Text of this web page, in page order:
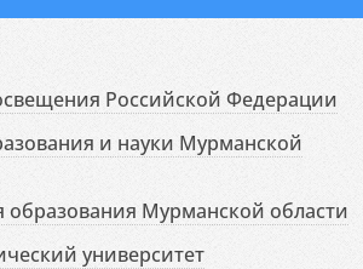
Российской Федерации
и науки Мурманской
образования Мурманской области
университет